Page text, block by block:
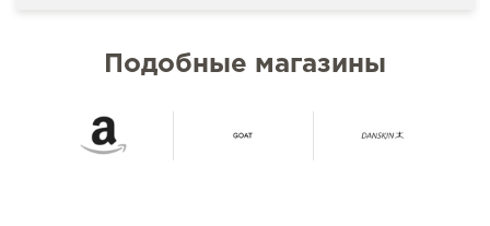
Подобные магазины